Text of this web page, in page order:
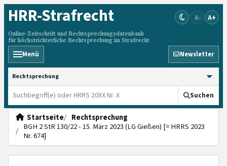
HRR-Strafrecht
Online-Zeitschrift und Rechtsprechungsdatenbank
für höchstrichterliche Rechtsprechung im Strafrecht
A- A+
Menü Newsletter
HRRS durchsuchen
Suchen
Startseite
Rechtsprechung
BGH 2 StR 130/22 - 15. März 2023 (LG Gießen) [= HRRS 2023
Nr. 674]